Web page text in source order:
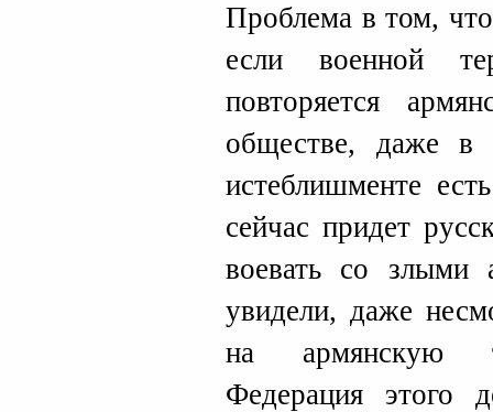
Проблема в том,
если военной
повторяется
обществе, даже в
истеблишменте
сейчас придет
воевать со злыми
увидели, даже
на армянскую
Федерация этого